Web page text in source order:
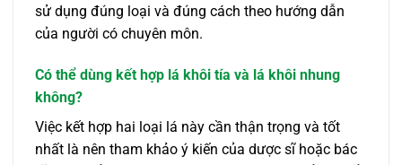
sử dụng đúng loại và đúng cách theo hướng dẫn
của người có chuyên môn.
Có thể dùng kết hợp lá khôi tía và lá khôi nhung
không?
Việc kết hợp hai loại lá này cần thận trọng và tốt
nhất là nên tham khảo ý kiến của dược sĩ hoặc bác